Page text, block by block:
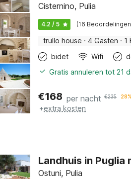
Cisternino, Pulia
4.2 / 5 (16
trullo house · 4 Gasten · 1
bidet
Wifi
Gratis annuleren tot 21
€168 per nacht €235
+extra kosten
Landhuis in Puglia
Ostuni, Pulia